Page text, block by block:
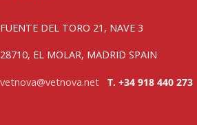
FUENTE DEL TORO 21, NAVE 3
28710, EL MOLAR, MADRID SPAIN
vetnova@vetnova.net T. +34 918 440 273